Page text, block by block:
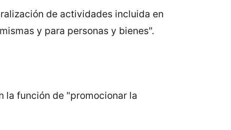
de actividades incluida en
y para personas y bienes".
la función de "promocionar la